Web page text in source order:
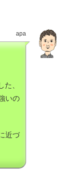
apa
、
いの
近づ